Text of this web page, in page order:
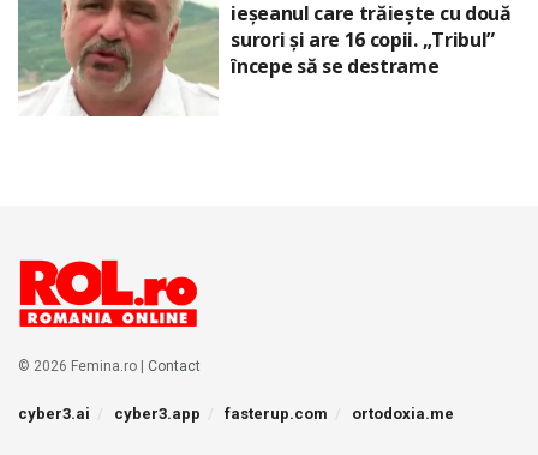
ieșeanul care trăiește cu două
surori și are 16 copii. „Tribul”
începe să se destrame
© 2026 Femina.ro | Contact
cyber3.ai cyber3.app fasterup.com ortodoxia.me